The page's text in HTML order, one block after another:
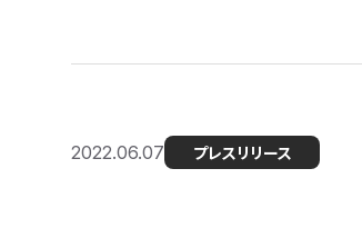
2022.06.07 プレスリリース